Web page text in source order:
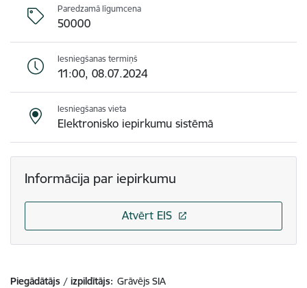
Paredzamā līgumcena
50000
Iesniegšanas termiņš
11:00, 08.07.2024
Iesniegšanas vieta
Elektronisko iepirkumu sistēmā
Informācija par iepirkumu
Atvērt EIS
Piegādātājs / izpildītājs: Grāvējs SIA